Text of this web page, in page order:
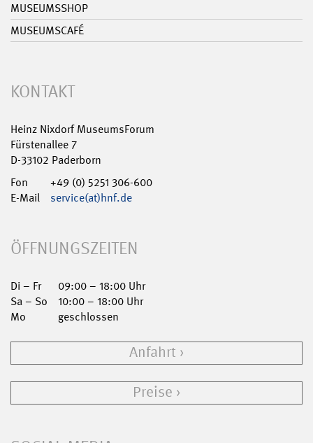
MUSEUMSSHOP
MUSEUMSCAFÉ
KONTAKT
Heinz Nixdorf MuseumsForum
Fürstenallee 7
D-33102 Paderborn
Fon
+49 (0) 5251 306-600
E-Mail
service(at)hnf.de
ÖFFNUNGSZEITEN
Di – Fr
09:00 – 18:00 Uhr
Sa – So
10:00 – 18:00 Uhr
Mo
geschlossen
Anfahrt
Preise